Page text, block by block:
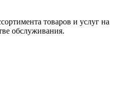
товаров и услуг на
обслуживания.